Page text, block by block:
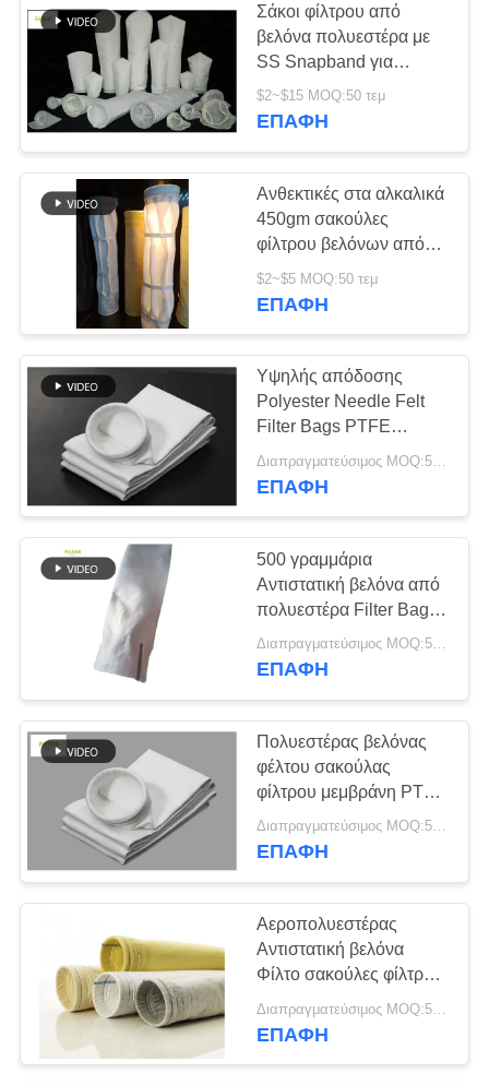
ΜΑΣ
ΕΛΆΤΕ
ΣΕ
ΕΠΑΦΉ
ΜΕ
ΕΙΔΉΣΕΙΣ
ΖΗΤΉΣΤΕ
ΈΝΑ
ΑΠΌΣΠΑΣΜΑ
SITEMAP
ΠΟΛΙΤΙΚΉ
ΑΠΟΡΡΉΤΟΥ
Σάκοι φίλτρου από
βελόνα πολυεστέρα με
SS Snapband για
απομάκρυνση σκόνης
Ανθεκτικοί σε αλκαλία
$2~$15 MOQ:50 τεμ
ΕΠΑΦΉ
Ανθεκτικές στα αλκαλικά
450gm σακούλες
φίλτρου βελόνων από
πολυεστέρα για
απομάκρυνση της
$2~$5 MOQ:50 τεμ
ΕΠΑΦΉ
Υψηλής απόδοσης
Polyester Needle Felt
Filter Bags PTFE
Membrane
Προσαρμοσμένο μήκος
Διαπραγματεύσιμος MOQ:50 τεμ
ΕΠΑΦΉ
500 γραμμάρια
Αντιστατική βελόνα από
πολυεστέρα Filter Bag
για πριονιστήριο
Διαπραγματεύσιμος MOQ:50 τεμ
ΕΠΑΦΉ
Πολυεστέρας βελόνας
φέλτου σακούλας
φίλτρου μεμβράνη PTFE
για συλλέκτη σκόνης
Διαπραγματεύσιμος MOQ:50 τεμ
ΕΠΑΦΉ
Αεροπολυεστέρας
Αντιστατική βελόνα
Φίλτο σακούλες φίλτρου
για το εργοστάσιο
χάλυβα
ΕΠΑΦΉ